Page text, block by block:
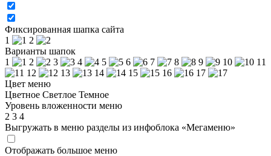
Фиксированная шапка сайта
1
2
Варианты шапок
1
2 3 4 5 6 7 8 9 10
11
12
13 14 15 16
17
Цвет меню
Цветное Светлое Темное
Уровень вложенности меню
2 3 4
Выгружать в меню разделы из инфоблока «Мегаменю»
Отображать большое меню